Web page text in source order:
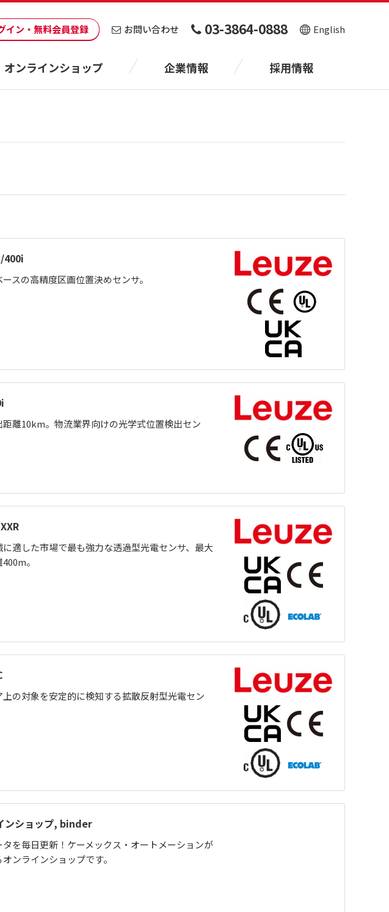
イン・無料会員登録 お問い合わせ 03-3864-0888 English
オンラインショップ 企業情報 採用情報
400i
スの高精度区画位置決めセンサ。
距離10km。物流業界向けの光学式位置検出セン
に適した市場で最も強力な透過型光電センサ、最大
。
上の対象を安定的に検知する拡散反射型光電セン
ンショップ, binder
タを毎日更新！ケーメックス・オートメーションが
ンラインショップです。